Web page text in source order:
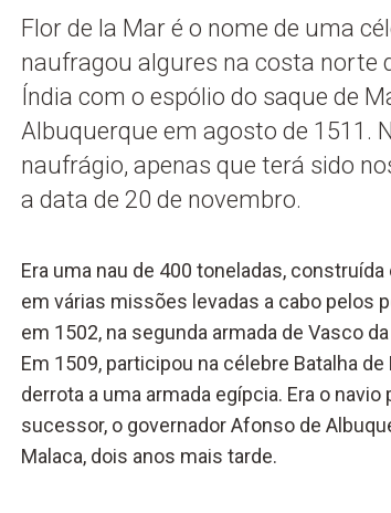
Flor de la Mar é o nome de uma
naufragou algures na costa norte
Índia com o espólio do saque de
Albuquerque em agosto de 1511.
naufrágio, apenas que terá sido
a data de 20 de novembro.
Era uma nau de 400 toneladas,
em várias missões levadas a cabo pelos
em 1502, na segunda armada de Vasco
Em 1509, participou na célebre Batalha
derrota a uma armada egípcia. Era o
sucessor, o governador Afonso de
Malaca, dois anos mais tarde.